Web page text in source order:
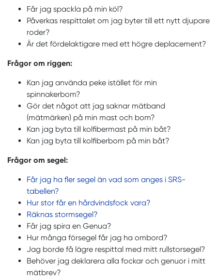
Får jag spackla på min köl?
Påverkas respittalet om jag byter till ett nytt djupare
roder?
Är det fördelaktigare med ett högre deplacement?
Frågor om riggen:
Kan jag använda peke istället för min
spinnakerbom?
Gör det något att jag saknar mätband
(mätmärken) på min mast och bom?
Kan jag byta till kolfibermast på min båt?
Kan jag byta till kolfiberbom på min båt?
Frågor om segel:
Får jag ha fler segel än vad som anges i SRS-
tabellen?
Hur stor får en hårdvindsfock vara?
Räknas stormsegel?
Får jag spira en Genua?
Hur många försegel får jag ha ombord?
Jag borde få lägre respittal med mitt rullstorsegel?
Behöver jag deklarera alla fockar och genuor i mitt
mätbrev?